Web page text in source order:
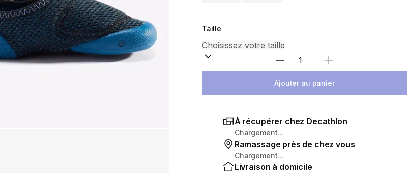
Taille
Sélectionnez la quantité
Ajouter au panier
À récupérer chez Decathlon
Chargement...
Ramassage près de chez vous
Chargement...
Livraison à domicile